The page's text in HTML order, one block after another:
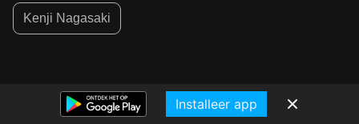
Kenji Nagasaki
Installeer app